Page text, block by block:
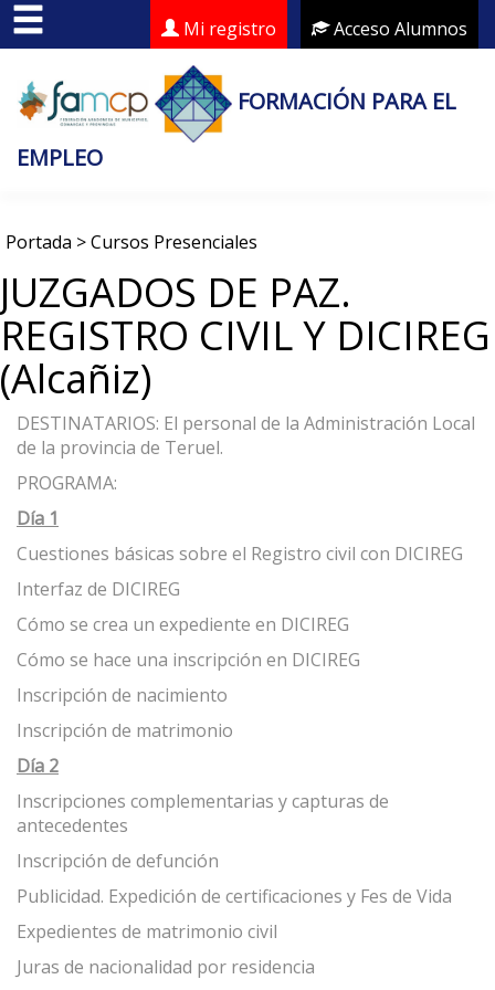
Acceso Alumnos
Mi registro
FORMACIÓN PARA EL
EMPLEO
Portada >Cursos Presenciales
JUZGADOS DE PAZ.
REGISTRO CIVIL Y DICIREG
(Alcañiz)
DESTINATARIOS: El personal de la Administración Local
de la provincia de Teruel.
PROGRAMA:
Día 1
Cuestiones básicas sobre el Registro civil con DICIREG
Interfaz de DICIREG
Cómo se crea un expediente en DICIREG
Cómo se hace una inscripción en DICIREG
Inscripción de nacimiento
Inscripción de matrimonio
Día 2
Inscripciones complementarias y capturas de
antecedentes
Inscripción de defunción
Publicidad. Expedición de certificaciones y Fes de Vida
Expedientes de matrimonio civil
Juras de nacionalidad por residencia